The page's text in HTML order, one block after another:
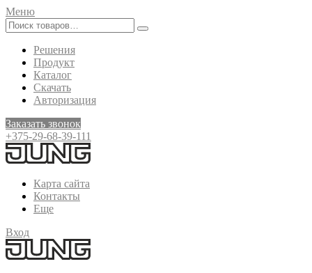
Меню
Решения
Продукт
Каталог
Скачать
Авторизация
Заказать звонок
+375-29-68-39-111
Карта сайта
Контакты
Еще
Вход